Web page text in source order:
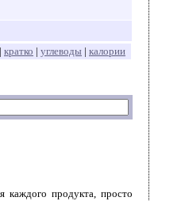
| кратко | углеводы | калории
каждого продукта, просто